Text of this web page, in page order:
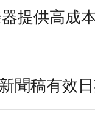
提供高成
聞稿有效